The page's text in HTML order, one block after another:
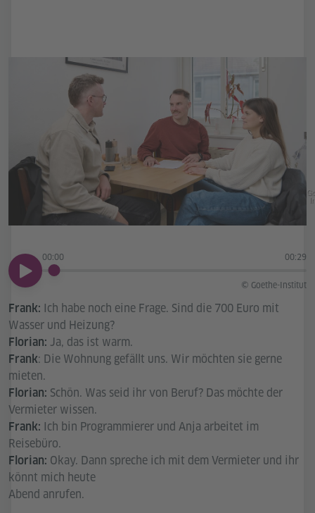
00:00 00:29
00:00
© Goethe-Institut
Frank: Ich habe noch eine Frage. Sind die 700 Euro mit
Wasser und Heizung?
Florian: Ja, das ist warm.
Frank: Die Wohnung gefällt uns. Wir möchten sie gerne
mieten.
Florian: Schön. Was seid ihr von Beruf? Das möchte der
Vermieter wissen.
Frank: Ich bin Programmierer und Anja arbeitet im
Reisebüro.
Florian: Okay. Dann spreche ich mit dem Vermieter und ihr
könnt mich heute
Abend anrufen.